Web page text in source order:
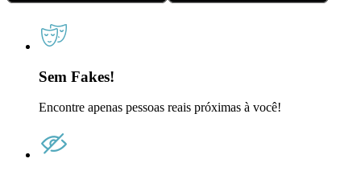
Sem Fakes!
Encontre apenas pessoas reais próximas à você!